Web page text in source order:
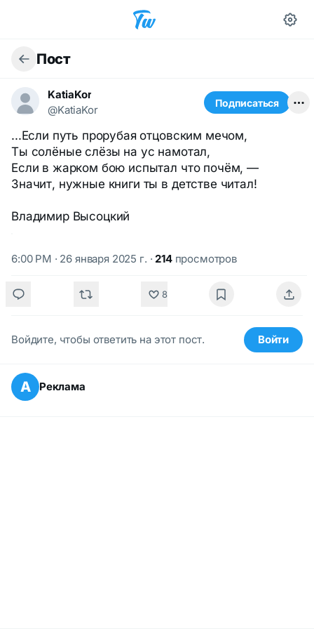
Пост
KatiaKor
@KatiaKor
Подписаться
...Если путь прорубая отцовским мечом,
Ты солёные слёзы на ус намотал,
Если в жарком бою испытал что почём, —
Значит, нужные книги ты в детстве читал!
Владимир Высоцкий
6:00 PM · 26 января 2025 г. · 214просмотров
8
Войдите, чтобы ответить на этот пост. Войти
А Реклама